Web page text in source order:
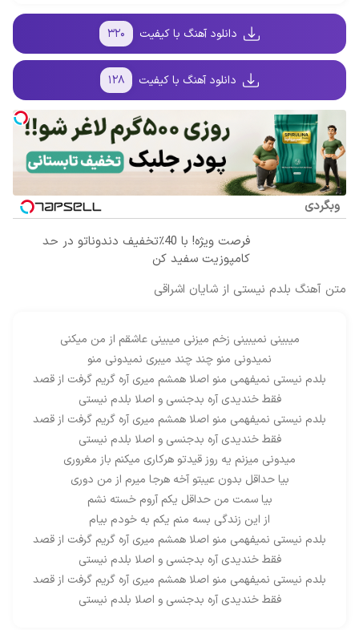
دانلود آهنگ با کیفیت ۳۲۰
دانلود آهنگ با کیفیت ۱۲۸
وبگردی
فرصت ویژه! با 40٪تخفیف دندوناتو در حد
کامپوزیت سفید کن
متن آهنگ بلدم نیستی از شایان اشراقی
میبینی نمیبینی زخم میزنی میبینی عاشقم از من میکنی
نمیدونی منو چند چند میبری نمیدونی منو
بلدم نیستی نمیفهمی منو اصلا همشم میری آره گریم گرفت از قصد
فقط خندیدی آره بدجنسی و اصلا بلدم نیستی
بلدم نیستی نمیفهمی منو اصلا همشم میری آره گریم گرفت از قصد
فقط خندیدی آره بدجنسی و اصلا بلدم نیستی
میدونی میزنم یه روز قیدتو هرکاری میکنم باز مغروری
بیا حداقل بدون عیبتو آخه هرجا میرم از من دوری
بیا سمت من حداقل یکم آروم خسته نشم
از این زندگی بسه منم یکم به خودم بیام
بلدم نیستی نمیفهمی منو اصلا همشم میری آره گریم گرفت از قصد
فقط خندیدی آره بدجنسی و اصلا بلدم نیستی
بلدم نیستی نمیفهمی منو اصلا همشم میری آره گریم گرفت از قصد
فقط خندیدی آره بدجنسی و اصلا بلدم نیستی